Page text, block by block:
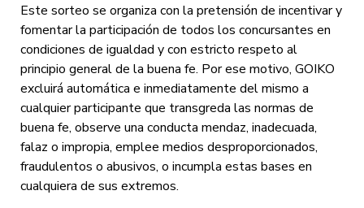
Este sorteo se organiza con la pretensión de incentivar y
fomentar la participación de todos los concursantes en
condiciones de igualdad y con estricto respeto al
principio general de la buena fe. Por ese motivo, GOIKO
excluirá automática e inmediatamente del mismo a
cualquier participante que transgreda las normas de
buena fe, observe una conducta mendaz, inadecuada,
falaz o impropia, emplee medios desproporcionados,
fraudulentos o abusivos, o incumpla estas bases en
cualquiera de sus extremos.